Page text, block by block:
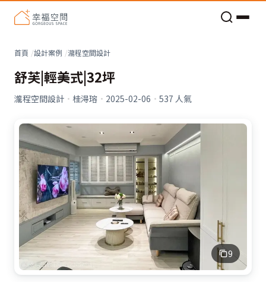
首頁 設計案例 瀧程空間設計
舒芙|輕美式|32坪
瀧程空間設計 · 桂淂瑢 · 2025-02-06 · 537 人氣
9